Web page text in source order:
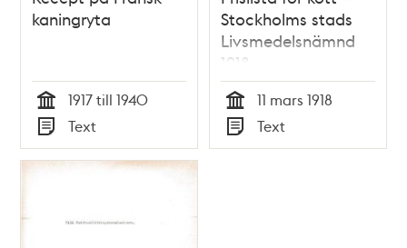
kaningryta
Tid
1917 till 1940
Typ
Text
Stockholms stads
Livsmedelsnämnd
1918
Tid
11 mars 1918
Typ
Text